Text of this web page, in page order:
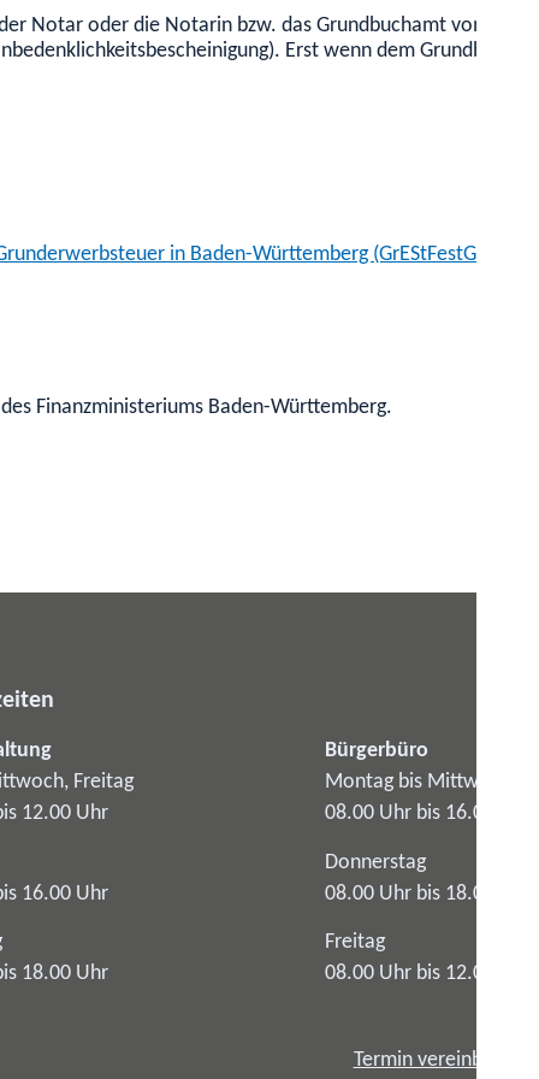
Notar oder die Notarin bzw. das Grundbuchamt vom
Erst wenn dem
in Baden-Württemberg (GrEStFestG BW)
Finanzministeriums Baden-Württemberg.
Freitag
12.00 Uhr
16.00 Uhr
18.00 Uhr
Bürgerbüro
Montag bis Mittwoch
08.00 Uhr bis 16.00 Uhr
Donnerstag
08.00 Uhr bis 18.00 Uhr
Freitag
08.00 Uhr bis 12.00 Uhr
Termin vereinbaren